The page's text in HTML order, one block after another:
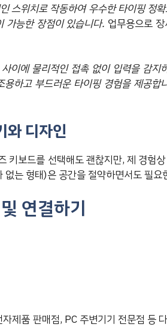
스위치로 작동하여 우수한 타이핑 정
가능한 장점이 있습니다. 업무용으로
이에 물리적인 접촉 없이 입력을 감
하고 부드러운 타이핑 경험을 제공합
와 디자인
키보드를 선택해도 괜찮지만, 제 경험
는 형태)은 공간을 절약하면서도 필요
연결하기
제품 판매점, PC 주변기기 전문점 등